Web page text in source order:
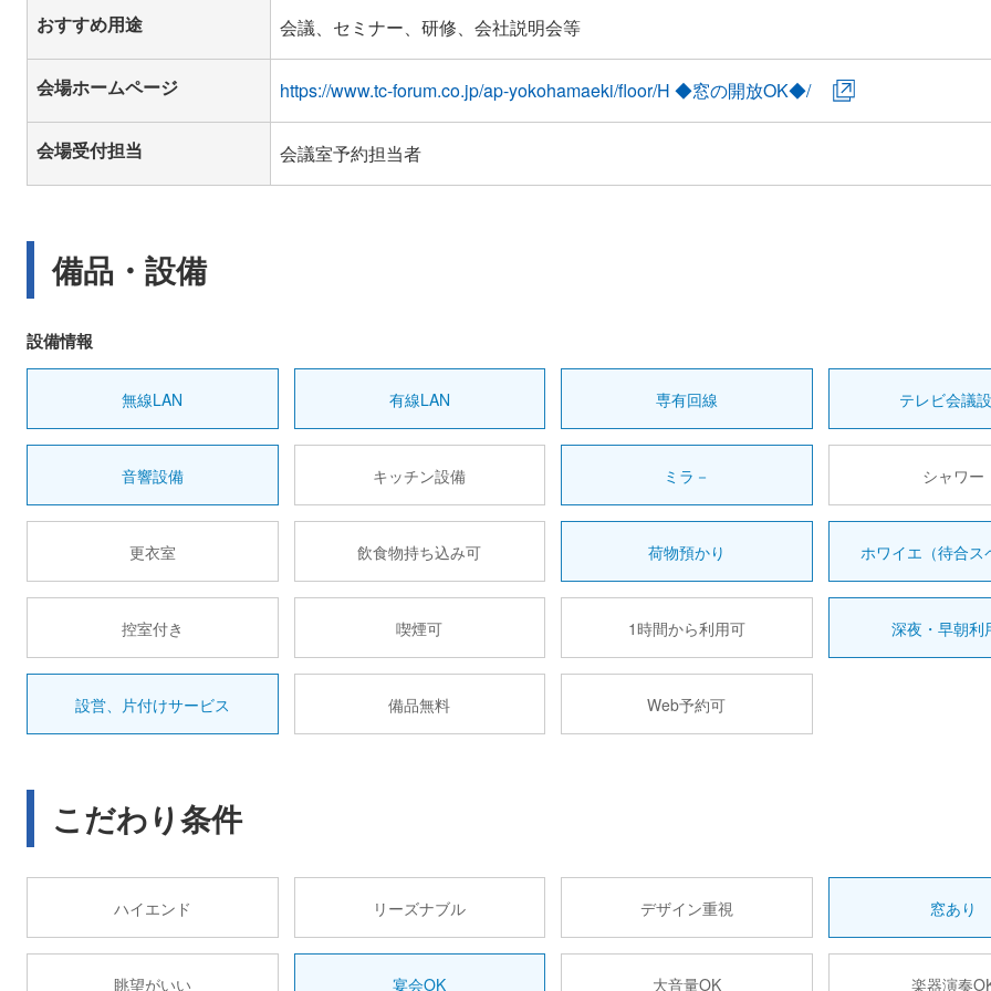
おすすめ用途 会議、セミナー、研修、会社説明会等
会場ホームページ https://www.tc-forum.co.jp/ap-yokohamaeki/floor/H ◆窓の開放OK◆/
会場受付担当 会議室予約担当者
備品・設備
設備情報
無線LAN 有線LAN 専有回線 テレビ会議
音響設備 キッチン設備 ミラ－ シャワー
更衣室 飲食物持ち込み可 荷物預かり ホワイエ（待合ス
控室付き 喫煙可 1時間から利用可 深夜・早朝利
設営、片付けサービス 備品無料 Web予約可
こだわり条件
ハイエンド リーズナブル デザイン重視 窓あり
眺望がいい 宴会OK 大音量OK 楽器演奏